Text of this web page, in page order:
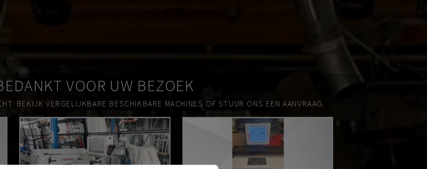
VOOR UW BEZOEK
BEKIJK VERGELIJKBARE BESCHIKBARE MACHINES OF STUUR ONS EEN AANVRAAG.